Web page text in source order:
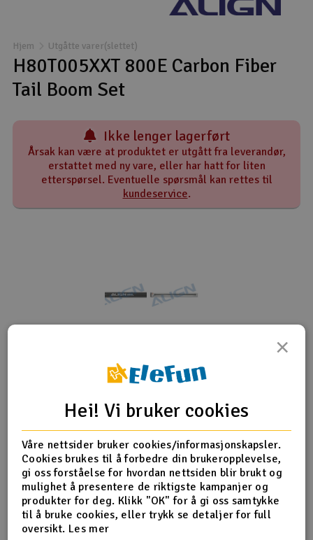
Droner
Droner for FPV
Helikopter
Kamerautstyr
Motor & tilbehør
Radioutstyr
Raketter
Smarthjem, lek & hobby
Solenergi
Sparkesykler & elkjøretøy
Hjem Utgåtte varer(slettet)
H80T005XXT 800E Carbon Fiber
Tail Boom Set
Ikke lenger lagerført
Årsak kan være at produktet er utgått fra leverandør,
erstattet med ny vare, eller har hatt for liten
etterspørsel. Eventuelle spørsmål kan rettes til
kundeservice.
Produktinformasjon
Use for 800E
3K tail boom × 1(24x915mm)
×
Hei! Vi bruker cookies
Våre nettsider bruker cookies/informasjonskapsler.
Cookies brukes til å forbedre din brukeropplevelse,
gi oss forståelse for hvordan nettsiden blir brukt og
mulighet å presentere de riktigste kampanjer og
produkter for deg. Klikk "OK" for å gi oss samtykke
til å bruke cookies, eller trykk se detaljer for full
oversikt. Les mer